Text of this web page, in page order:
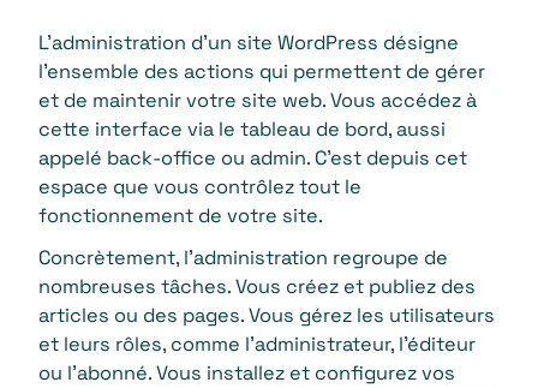
L’administration d’un site WordPress désigne
l’ensemble des actions qui permettent de gérer
et de maintenir votre site web. Vous accédez à
cette interface via le tableau de bord, aussi
appelé back-office ou admin. C’est depuis cet
espace que vous contrôlez tout le
fonctionnement de votre site.
Concrètement, l’administration regroupe de
nombreuses tâches. Vous créez et publiez des
articles ou des pages. Vous gérez les utilisateurs
et leurs rôles, comme l’administrateur, l’éditeur
ou l’abonné. Vous installez et configurez vos